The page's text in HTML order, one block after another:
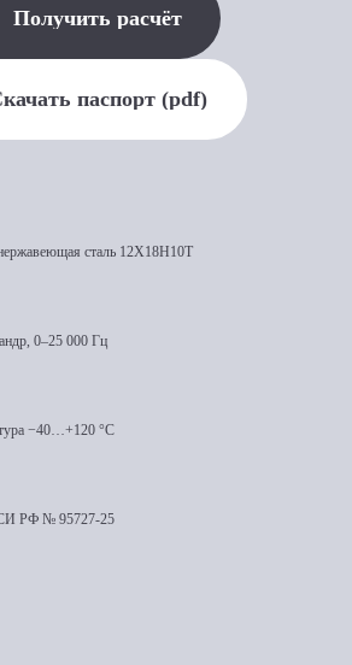
Получить расчёт
паспорт (pdf)
сталь 12Х18Н10Т
0–25 000 Гц
−40…+120 °C
СИ РФ № 95727-25